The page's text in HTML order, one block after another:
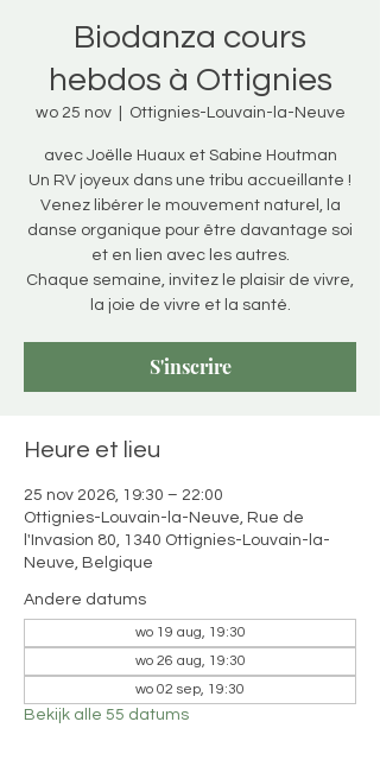
Biodanza cours
hebdos à Ottignies
wo 25 nov
  |
Ottignies-Louvain-la-Neuve
avec Joëlle Huaux et Sabine Houtman
Un RV joyeux dans une tribu accueillante !
Venez libérer le mouvement naturel, la
danse organique pour être davantage soi
et en lien avec les autres.
Chaque semaine, invitez le plaisir de vivre,
la joie de vivre et la santé.
S'inscrire
Heure et lieu
25 nov 2026, 19:30 – 22:00
Ottignies-Louvain-la-Neuve, Rue de
l'Invasion 80, 1340 Ottignies-Louvain-la-
Neuve, Belgique
Andere datums
wo 19 aug, 19:30
wo 26 aug, 19:30
wo 02 sep, 19:30
Bekijk alle 55 datums